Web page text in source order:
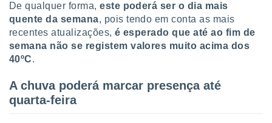
De qualquer forma,este poderá ser o dia mais
quente da semana, pois tendo em conta as mais
recentes atualizações,é esperado que até ao fim de
semana não se registem valores muito acima dos
40ºC.
A chuva poderá marcar presença até
quarta-feira